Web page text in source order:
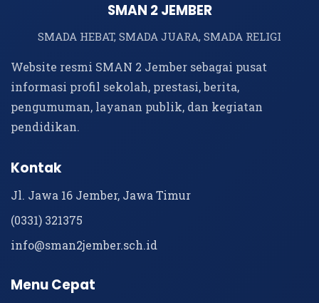
SMAN 2 JEMBER
SMADA HEBAT, SMADA JUARA, SMADA RELIGI
Website resmi SMAN 2 Jember sebagai pusat
informasi profil sekolah, prestasi, berita,
pengumuman, layanan publik, dan kegiatan
pendidikan.
Kontak
Jl. Jawa 16 Jember, Jawa Timur
(0331) 321375
info@sman2jember.sch.id
Menu Cepat